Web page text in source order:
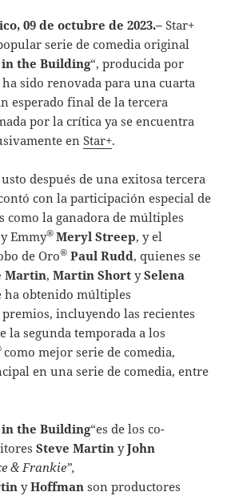
09 de octubre de 2023.– Star+
serie de comedia original
the Building“, producida por
sido renovada para una cuarta
esperado final de la tercera
por la crítica ya se encuentra
enStar+.
después de una exitosa tercera
con la participación especial de
como la ganadora de múltiples
y Emmy®Meryl Streep, y el
de Oro® Paul Rudd, quienes se
Martin,Martin Short ySelena
ha obtenido múltiples
incluyendo las recientes
la segunda temporada a los
como mejor serie de comedia,
en una serie de comedia, entre
the Building“es de los co-
Steve MartinyJohn
& Frankie”,
yHoffman son productores